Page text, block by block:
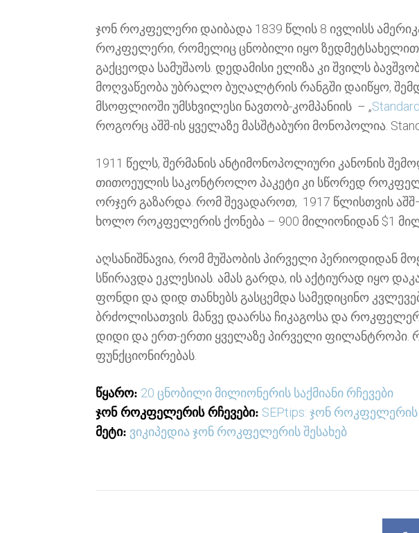
ჯონ როკფელერი დაიბადა 1839 წლის 8 ივლისს
როკფელერი, რომელიც ცნობილი იყო
გაქცეოდა სამუშაოს. დედამისი ელიზა კი შვილს
მოღვაწეობა უბრალო ბუღალტრის რანგში დაიწყო,
მსოფლიოში უმსხვილესი ნავთობ-კომპანიის – „
როგორც აშშ-ის ყველაზე მასშტაბური მონოპოლია.
1911 წელს, შერმანის ანტიმონოპოლიური კანონის
თითოეულის საკონტროლო პაკეტი კი სწორედ
ორჯერ გაზარდა. რომ შევადაროთ, 1917 წლისთვის აშშ
ხოლო როკფელერის ქონება – 900 მილიონიდან $1
აღსანიშნავია, რომ მუშაობის პირველი პერიოდიდან
სწირავდა ეკლესიას. ამას გარდა, ის აქტიურად იყო
ფონდი და დიდ თანხებს გასცემდა სამედიცინო
ბრძოლისათვის. მანვე დაარსა ჩიკაგოსა და
დიდი და ერთ-ერთი ყველაზე პირველი
ფუნქციონირებას.
წყარო: 20 ცნობილი მილიონერის საქმიანი რჩევები
ჯონ როკფელერის რჩევები: SEPtips: ჯონ როკფელერის
მეტი: ვიკიპედია ჯონ როკფელერის შესახებ